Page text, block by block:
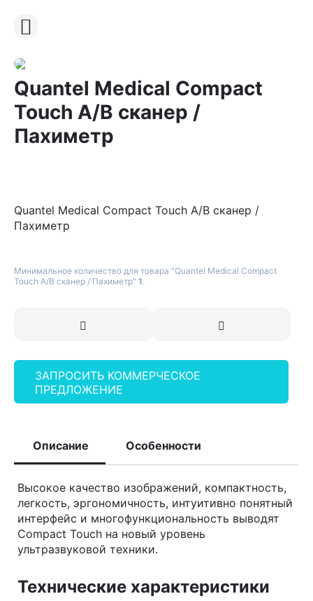
Quantel Medical Compact
Touch А/В сканер /
Пахиметр
Quantel Medical Compact Touch А/В сканер /
Пахиметр
Минимальное количество для товара "Quantel Medical Compact
Touch А/В сканер / Пахиметр" 1.
ЗАПРОСИТЬ КОММЕРЧЕСКОЕ
ПРЕДЛОЖЕНИЕ
Описание Особенности
Высокое качество изображений, компактность,
легкость, эргономичность, интуитивно понятный
интерфейс и многофункциональность выводят
Compact Touch на новый уровень
ультразвуковой техники.
Технические характеристики